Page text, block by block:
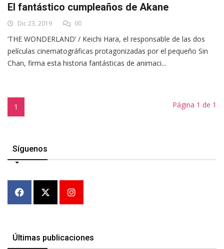
El fantástico cumpleaños de Akane
Dic 23, 2019 00
‘THE WONDERLAND’ / Keichi Hara, el responsable de las dos
películas cinematográficas protagonizadas por el pequeño Sin
Chan, firma esta historia fantásticas de animaci...
1 Página 1 de 1
Síguenos
Últimas publicaciones